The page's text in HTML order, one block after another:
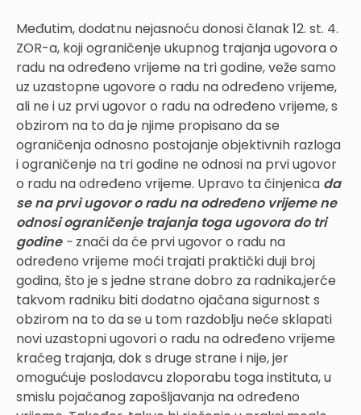
Međutim, dodatnu nejasnoću donosi članak 12. st. 4.
ZOR-a, koji ograničenje ukupnog trajanja ugovora o
radu na određeno vrijeme na tri godine, veže samo
uz uzastopne ugovore o radu na određeno vrijeme,
ali ne i uz prvi ugovor o radu na određeno vrijeme, s
obzirom na to da je njime propisano da se
ograničenja odnosno postojanje objektivnih razloga
i ograničenje na tri godine ne odnosi na prvi ugovor
o radu na određeno vrijeme. Upravo ta činjenica da
se na prvi ugovor o radu na određeno vrijeme ne
odnosi ograničenje trajanja toga ugovora do tri
godine - znači da će prvi ugovor o radu na
određeno vrijeme moći trajati praktički duji broj
godina, što je s jedne strane dobro za radnika,jerće
takvom radniku biti dodatno ojačana sigurnost s
obzirom na to da se u tom razdoblju neće sklapati
novi uzastopni ugovori o radu na određeno vrijeme
kraćeg trajanja, dok s druge strane i nije, jer
omogućuje poslodavcu zloporabu toga instituta, u
smislu pojačanog zapošljavanja na određeno